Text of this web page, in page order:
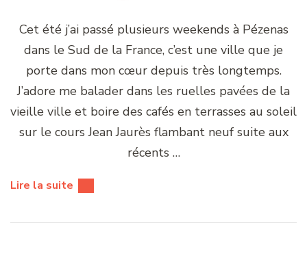
Cet été j’ai passé plusieurs weekends à Pézenas
dans le Sud de la France, c’est une ville que je
porte dans mon cœur depuis très longtemps.
J’adore me balader dans les ruelles pavées de la
vieille ville et boire des cafés en terrasses au soleil
sur le cours Jean Jaurès flambant neuf suite aux
récents …
Lire la suite